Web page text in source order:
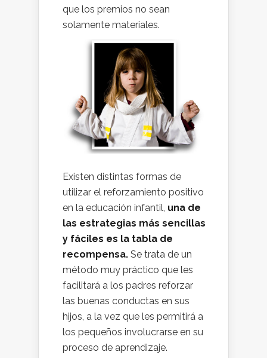
que los premios no sean
solamente materiales.
Existen distintas formas de
utilizar el reforzamiento positivo
en la educación infantil, una de
las estrategias más sencillas
y fáciles es la tabla de
recompensa. Se trata de un
método muy práctico que les
facilitará a los padres reforzar
las buenas conductas en sus
hijos, a la vez que les permitirá a
los pequeños involucrarse en su
proceso de aprendizaje.